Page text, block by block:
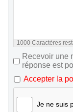
1000 Caractères
Recevoir une
réponse est
Accepter la
Je ne suis